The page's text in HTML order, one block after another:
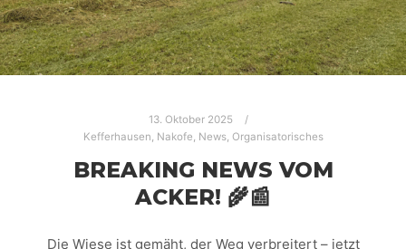
13. Oktober 2025
Kefferhausen, Nakofe, News, Organisatorisches
BREAKING NEWS VOM
ACKER! 🌾📰
Die Wiese ist gemäht, der Weg verbreitert – jetzt